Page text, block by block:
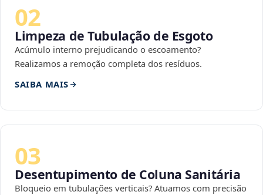
02
Limpeza de Tubulação de Esgoto
Acúmulo interno prejudicando o escoamento?
Realizamos a remoção completa dos resíduos.
SAIBA MAIS
03
Desentupimento de Coluna Sanitária
Bloqueio em tubulações verticais? Atuamos com precisão